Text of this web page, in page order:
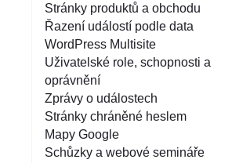
Stránky produktů a obchodu
Řazení událostí podle data
WordPress Multisite
Uživatelské role, schopnosti a
oprávnění
Zprávy o událostech
Stránky chráněné heslem
Mapy Google
Schůzky a webové semináře